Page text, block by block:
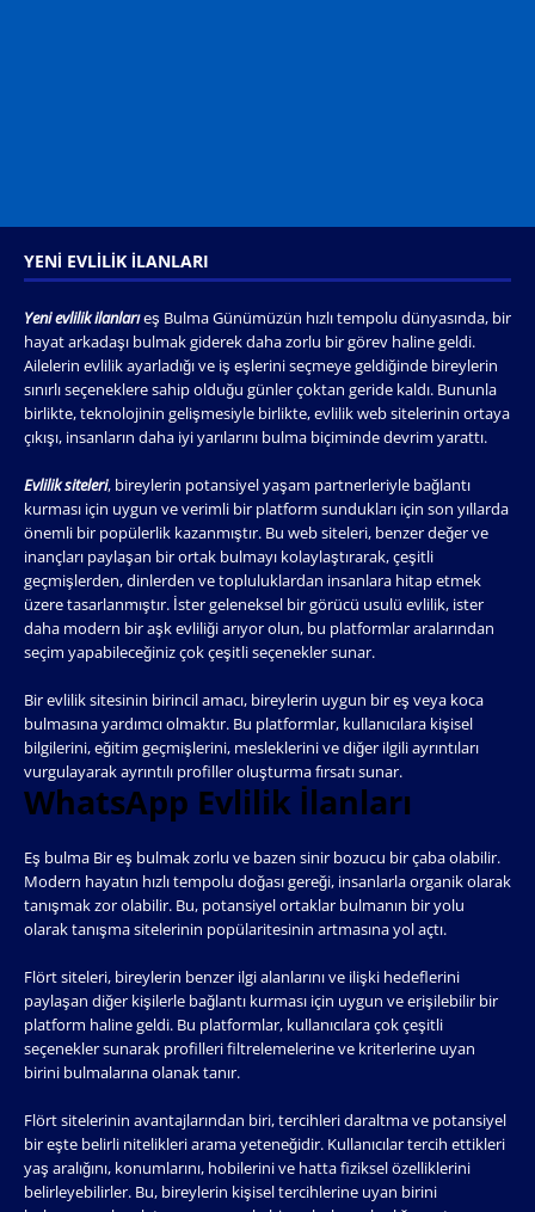
YENI EVLILIK İLANLARI
Yeni evlilik ilanlarıeş Bulma Günümüzün hızlı tempolu dünyasında, bir
hayat arkadaşı bulmak giderek daha zorlu bir görev haline geldi.
Ailelerin evlilik ayarladığı ve iş eşlerini seçmeye geldiğinde bireylerin
sınırlı seçeneklere sahip olduğu günler çoktan geride kaldı. Bununla
birlikte, teknolojinin gelişmesiyle birlikte, evlilik web sitelerinin ortaya
çıkışı, insanların daha iyi yarılarını bulma biçiminde devrim yarattı.
Evlilik siteleri, bireylerin potansiyel yaşam partnerleriyle bağlantı
kurması için uygun ve verimli bir platform sundukları için son yıllarda
önemli bir popülerlik kazanmıştır. Bu web siteleri, benzer değer ve
inançları paylaşan bir ortak bulmayı kolaylaştırarak, çeşitli
geçmişlerden, dinlerden ve topluluklardan insanlara hitap etmek
üzere tasarlanmıştır. İster geleneksel bir görücü usulü evlilik, ister
daha modern bir aşk evliliği arıyor olun, bu platformlar aralarından
seçim yapabileceğiniz çok çeşitli seçenekler sunar.
Bir evlilik sitesinin birincil amacı, bireylerin uygun bir eş veya koca
bulmasına yardımcı olmaktır. Bu platformlar, kullanıcılara kişisel
bilgilerini, eğitim geçmişlerini, mesleklerini ve diğer ilgili ayrıntıları
vurgulayarak ayrıntılı profiller oluşturma fırsatı sunar.
WhatsApp Evlilik İlanları
Eş bulma Bir eş bulmak zorlu ve bazen sinir bozucu bir çaba olabilir.
Modern hayatın hızlı tempolu doğası gereği, insanlarla organik olarak
tanışmak zor olabilir. Bu, potansiyel ortaklar bulmanın bir yolu
olarak tanışma sitelerinin popülaritesinin artmasına yol açtı.
Flört siteleri, bireylerin benzer ilgi alanlarını ve ilişki hedeflerini
paylaşan diğer kişilerle bağlantı kurması için uygun ve erişilebilir bir
platform haline geldi. Bu platformlar, kullanıcılara çok çeşitli
seçenekler sunarak profilleri filtrelemelerine ve kriterlerine uyan
birini bulmalarına olanak tanır.
Flört sitelerinin avantajlarından biri, tercihleri ​​daraltma ve potansiyel
bir eşte belirli nitelikleri arama yeteneğidir. Kullanıcılar tercih ettikleri
yaş aralığını, konumlarını, hobilerini ve hatta fiziksel özelliklerini
belirleyebilirler. Bu, bireylerin kişisel tercihlerine uyan birini